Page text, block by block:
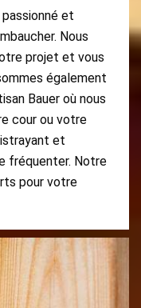
et
Nous
projet et vous
également
Bauer où nous
cour ou votre
et
fréquenter. Notre
pour votre